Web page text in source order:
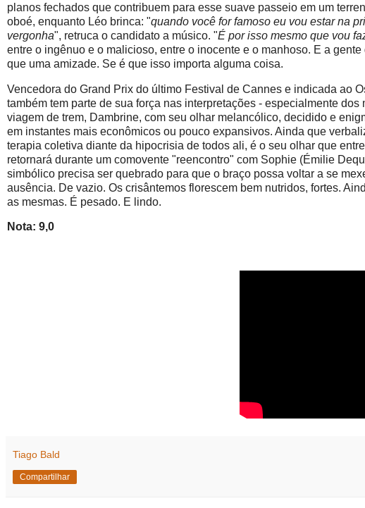
planos fechados que contribuem para esse suave passeio em um
oboé, enquanto Léo brinca: "quando você for famoso eu vou estar na
vergonha", retruca o candidato a músico. "É por isso mesmo que vou
entre o ingênuo e o malicioso, entre o inocente e o manhoso. E a
que uma amizade. Se é que isso importa alguma coisa.
Vencedora do Grand Prix do último Festival de Cannes e indicada ao
também tem parte de sua força nas interpretações - especialmente
viagem de trem, Dambrine, com seu olhar melancólico, decidido e
em instantes mais econômicos ou pouco expansivos. Ainda que
terapia coletiva diante da hipocrisia de todos ali, é o seu olhar que
retornará durante um comovente "reencontro" com Sophie (Émilie
simbólico precisa ser quebrado para que o braço possa voltar a se
ausência. De vazio. Os crisântemos florescem bem nutridos, fortes.
as mesmas. É pesado. E lindo.
Nota: 9,0
Tiago Bald
Compartilhar